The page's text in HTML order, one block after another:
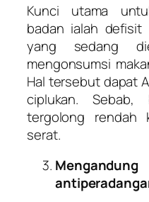
Kunci utama
badan ialah defisit
yang sedang
mengonsumsi
Hal tersebut dapat
ciplukan.
tergolong rendah
serat.